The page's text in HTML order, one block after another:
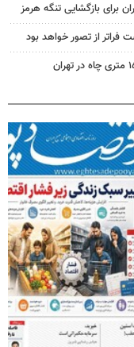
برای بازگشایی تنگه هرمز
فراتر از تصور خواهد بود